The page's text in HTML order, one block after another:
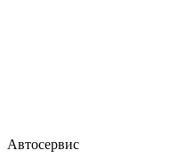
Автосервис